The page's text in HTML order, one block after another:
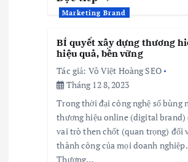
Marketing Brand
BÍ quyết xây dựng thương
hiệu quả, bền vững
Tác giả: Võ Việt Hoàng SEO
Tháng 12 8, 2023
Trong thời đại công nghệ số bùng
thương hiệu online (digital brand)
vai trò then chốt (quan trọng) đối
thành công của mọi doanh nghiệp.
Thương…